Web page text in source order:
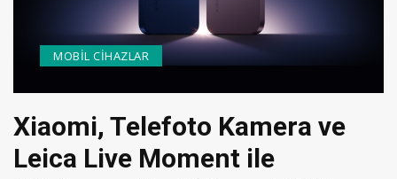
Xiaomi, Telefoto Kamera ve
Leica Live Moment ile
MOBIL CIHAZLAR